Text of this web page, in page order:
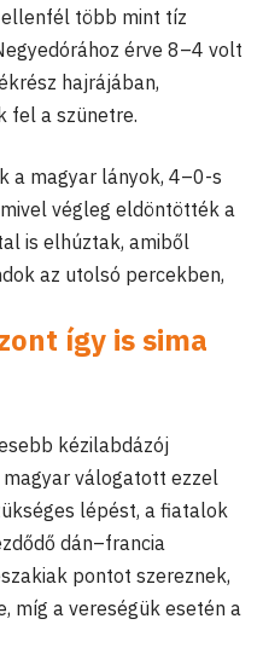
több mint tíz
érve 8–4 volt
hajrájában,
fel a szünetre.
a magyar lányok, 4–0-s
végleg eldöntötték a
is elhúztak, amiből
az utolsó percekben,
így is sima
kézilabdázój
válogatott ezzel
lépést, a fiatalok
dán–francia
pontot szereznek,
míg a vereségük esetén a